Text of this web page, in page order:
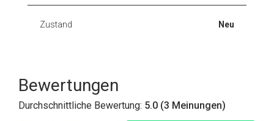
Zustand Neu
Bewertungen
Durchschnittliche Bewertung: 5.0 (3 Meinungen)